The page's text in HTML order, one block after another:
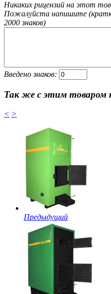
Никаких рицензий на этот
Пожалуйста напишите
2000 знаков)
Введено знаков:
Так же с этим товаром
< >
Предыдущий